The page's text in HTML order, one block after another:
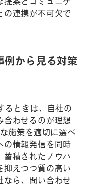
の連携が不可欠で
例から見る対策
るときは、自社の
合わせるのが理想
施策を適切に選べ
の情報発信を同時
蓄積されたノウハ
抑えつつ質の高い
なら、問い合わせ